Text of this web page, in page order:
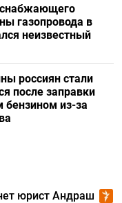
снабжающего
газопровода в
неизвестный
россиян стали
после заправки
бензином из-за